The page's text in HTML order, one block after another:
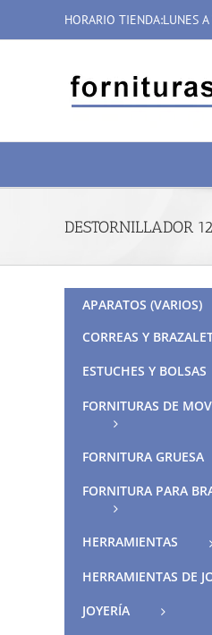
contenido
HORARIO TIENDA:LUNES
DESTORNILLADOR
APARATOS (VARIOS)
CORREAS Y
ESTUCHES Y BOLSAS
FORNITURAS DE
FORNITURA GRUESA
FORNITURA PARA
HERRAMIENTAS
HERRAMIENTAS DE
JOYERÍA